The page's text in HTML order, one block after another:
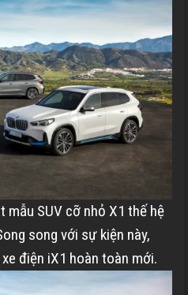
mẫu SUV cỡ nhỏ X1 thế hệ
song với sự kiện này,
điện iX1 hoàn toàn mới.